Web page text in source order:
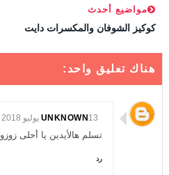
مواضيع أحدث
كوكيز الشوفان والمكسرات دايت
هناك تعليق واحد:
UNKNOWN 13 يوليو 2018 في 12:41 م
تسلم هالأيدين يا أحلى زوزو
رد